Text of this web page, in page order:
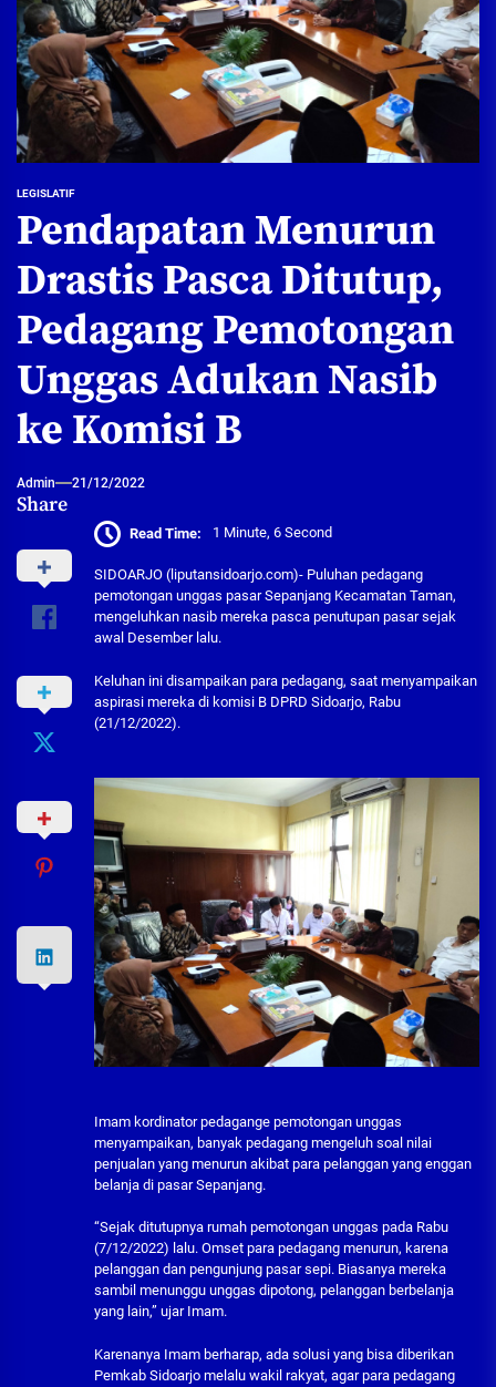
LEGISLATIF
Pendapatan Menurun
Drastis Pasca Ditutup,
Pedagang Pemotongan
Unggas Adukan Nasib
ke Komisi B
Admin 21/12/2022
Share
Read Time: 1 Minute, 6 Second
SIDOARJO (liputansidoarjo.com)- Puluhan pedagang
pemotongan unggas pasar Sepanjang Kecamatan Taman,
mengeluhkan nasib mereka pasca penutupan pasar sejak
awal Desember lalu.
Keluhan ini disampaikan para pedagang, saat menyampaikan
aspirasi mereka di komisi B DPRD Sidoarjo, Rabu
(21/12/2022).
Imam kordinator pedagange pemotongan unggas
menyampaikan, banyak pedagang mengeluh soal nilai
penjualan yang menurun akibat para pelanggan yang enggan
belanja di pasar Sepanjang.
“Sejak ditutupnya rumah pemotongan unggas pada Rabu
(7/12/2022) lalu. Omset para pedagang menurun, karena
pelanggan dan pengunjung pasar sepi. Biasanya mereka
sambil menunggu unggas dipotong, pelanggan berbelanja
yang lain,” ujar Imam.
Karenanya Imam berharap, ada solusi yang bisa diberikan
Pemkab Sidoarjo melalu wakil rakyat, agar para pedagang